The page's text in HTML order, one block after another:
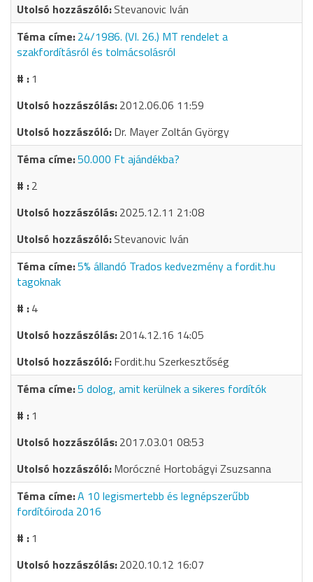
Stevanovic Iván
24/1986. (VI. 26.) MT rendelet a
szakfordításról és tolmácsolásról
1
2012.06.06 11:59
Dr. Mayer Zoltán György
50.000 Ft ajándékba?
2
2025.12.11 21:08
Stevanovic Iván
5% állandó Trados kedvezmény a fordit.hu
tagoknak
4
2014.12.16 14:05
Fordit.hu Szerkesztőség
5 dolog, amit kerülnek a sikeres fordítók
1
2017.03.01 08:53
Moróczné Hortobágyi Zsuzsanna
A 10 legismertebb és legnépszerűbb
fordítóiroda 2016
1
2020.10.12 16:07